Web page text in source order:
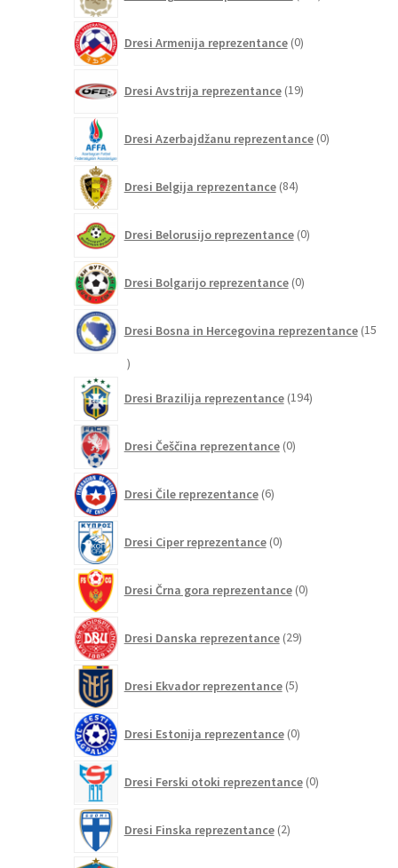
Dresi Armenija reprezentance 0izdelkov
Dresi Avstrija reprezentance 19izdelkov
Dresi Azerbajdžanu reprezentance 0izdelkov
Dresi Belgija reprezentance 84izdelkov
Dresi Belorusijo reprezentance 0izdelkov
Dresi Bolgarijo reprezentance 0izdelkov
Dresi Bosna in Hercegovina reprezentance 15
15
Dresi Brazilija reprezentance 194izdelkov
Dresi Češčina reprezentance 0izdelkov
Dresi Čile reprezentance 6izdelkov
Dresi Ciper reprezentance 0izdelkov
Dresi Črna gora reprezentance 0izdelkov
Dresi Danska reprezentance 29izdelkov
Dresi Ekvador reprezentance 5izdelkov
Dresi Estonija reprezentance 0izdelkov
Dresi Ferski otoki reprezentance 0izdelkov
Dresi Finska reprezentance 2izdelka